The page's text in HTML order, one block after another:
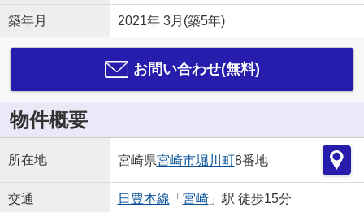
築年月 2021年 3月(築5年)
お問い合わせ(無料)
物件概要
所在地 宮崎県宮崎市堀川町8番地
交通 日豊本線 「 宮崎」駅 徒歩15分